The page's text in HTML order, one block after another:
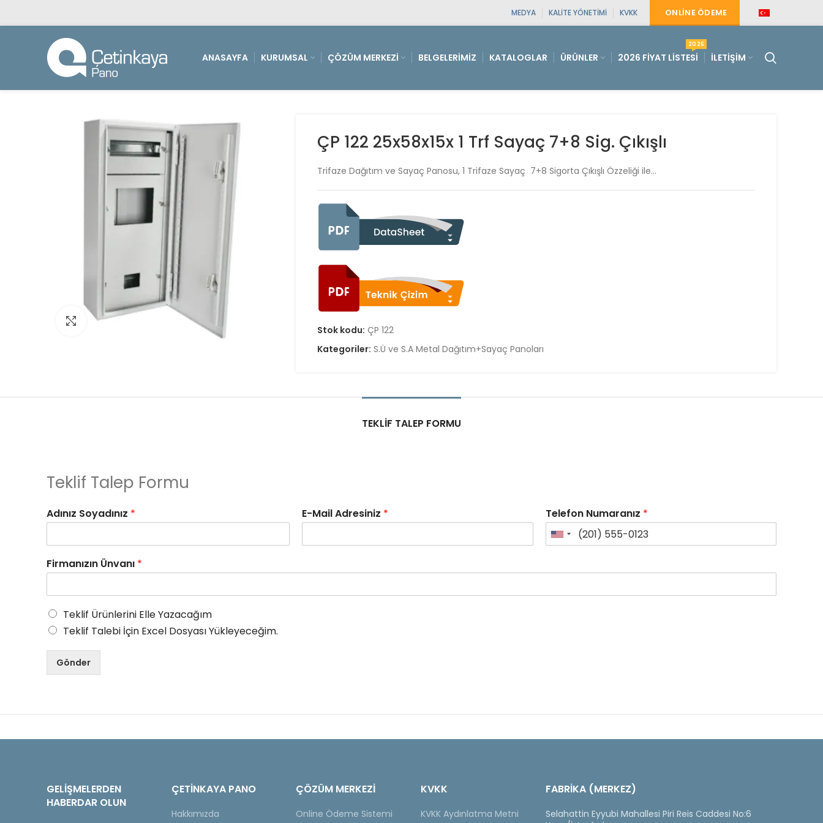
MEDYA KALITE YÖNETIMI KVKK ONLINE ÖDEME
ANASAYFA KURUMSAL ÇÖZÜM MERKEZI BELGELERIMIZ KATALOGLAR ÜRÜNLER 2026 FIYAT LISTESI
2026
İLETIŞIM
Click to enlarge
ÇP 122 25x58x15x 1 Trf Sayaç 7+8 Sig. Çıkışlı
Trifaze Dağıtım ve Sayaç Panosu, 1 Trifaze Sayaç 7+8 Sigorta Çıkışlı Özzeliği ile…
Stok kodu: ÇP 122
Kategoriler: S.Ü ve S.A Metal Dağıtım+Sayaç Panoları
TEKLIF TALEP FORMU
Teklif Talep Formu
Adınız Soyadınız * E-Mail Adresiniz * Telefon Numaranız *
Firmanızın Ünvanı *
Teklif Ürünlerini Elle Yazacağım
Teklif Talebi İçin Excel Dosyası Yükleyeceğim.
Gönder
GELIŞMELERDEN
HABERDAR OLUN
ÇETINKAYA PANO
Hakkımızda
ÇÖZÜM MERKEZİ
Online Ödeme Sistemi
KVKK
KVKK Aydınlatma Metni
FABRİKA (MERKEZ)
Selahattin Eyyubi Mahallesi Piri Reis Caddesi No:6